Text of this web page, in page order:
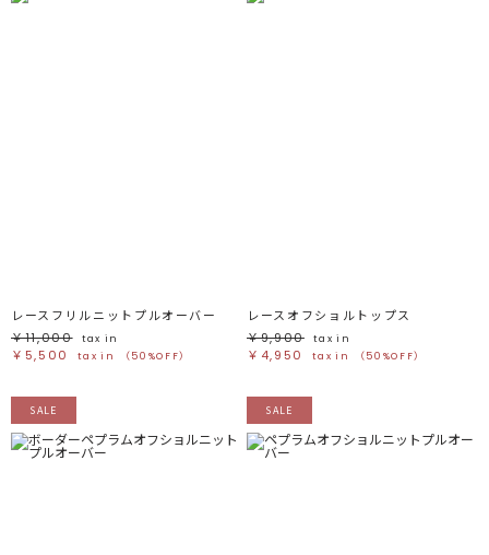
レースフリルニットプルオーバー
￥11,000
tax in
￥5,500 tax in （50%OFF）
レースオフショルトップス
￥9,900
tax in
￥4,950 tax in （50%OFF）
SALE SALE